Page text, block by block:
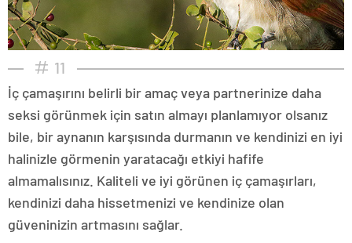
11
İç çamaşırını belirli bir amaç veya partnerinize daha
seksi görünmek için satın almayı planlamıyor olsanız
bile, bir aynanın karşısında durmanın ve kendinizi en iyi
halinizle görmenin yaratacağı etkiyi hafife
almamalısınız. Kaliteli ve iyi görünen iç çamaşırları,
kendinizi daha hissetmenizi ve kendinize olan
güveninizin artmasını sağlar.